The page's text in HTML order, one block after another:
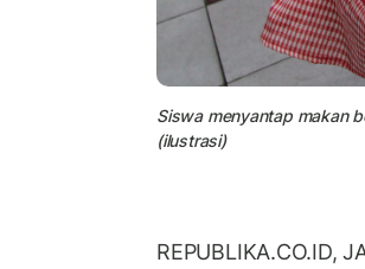
Siswa menyantap makan
(ilustrasi)
REPUBLIKA.CO.ID,